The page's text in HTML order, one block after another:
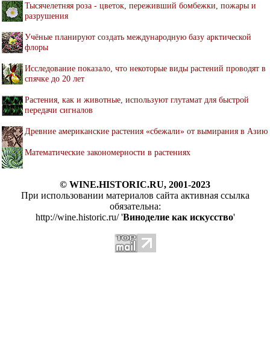
Тысячелетняя роза - цветок, переживший бомбежки, пожары и
разрушения
Учёные планируют создать международную базу арктической
флоры
Исследование показало, что некоторые виды растений проводят в
спячке до 20 лет
Растения, как и животные, используют глутамат для быстрой
передачи сигналов
Древние американские растения «сбежали» от вымирания в Азию
Математические закономерности в растениях
© WINE.HISTORIC.RU, 2001-2023
При использовании материалов сайта активная ссылка
обязательна:
http://wine.historic.ru/ 'Виноделие как искусство'